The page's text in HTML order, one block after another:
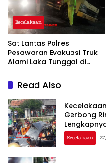
Kecelakaan
Sat Lantas Polres
Pesawaran Evakuasi Truk
Alami Laka Tunggal di
Read Also
Gerbong
Kecelakaan